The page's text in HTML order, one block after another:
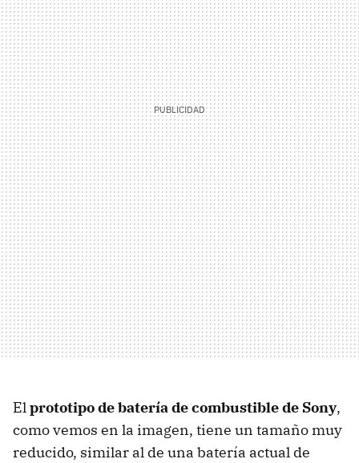
Elprototipo de batería de combustible de Sony,
como vemos en la imagen, tiene un tamaño muy
reducido, similar al de una batería actual de